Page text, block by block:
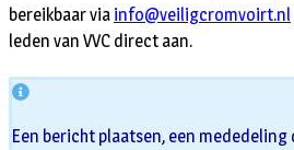
bereikbaar via info@veiligcromvoirt.nl
leden van VVC direct aan.
Een bericht plaatsen, een